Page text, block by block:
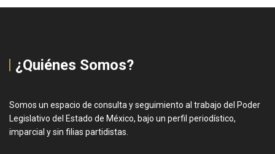
¿Quiénes Somos?
Somos un espacio de consulta y seguimiento al trabajo del Poder
Legislativo del Estado de México, bajo un perfil periodístico,
imparcial y sin filias partidistas.